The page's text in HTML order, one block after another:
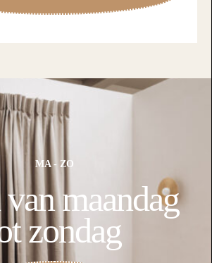
MA - ZO
maandag
zondag